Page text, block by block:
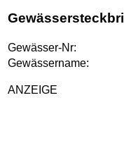
Gewässer-Nr:
Gewässername:
ANZEIGE